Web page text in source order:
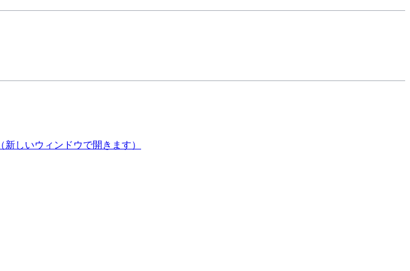
（新しいウィンドウで開きます）